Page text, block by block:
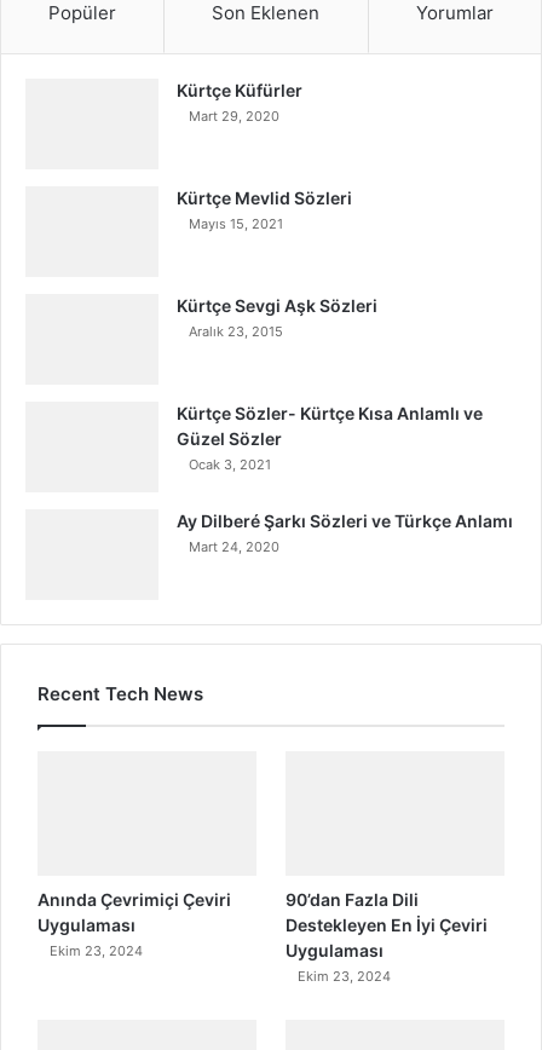
Popüler Son Eklenen Yorumlar
Kürtçe Küfürler
Mart 29, 2020
Kürtçe Mevlid Sözleri
Mayıs 15, 2021
Kürtçe Sevgi Aşk Sözleri
Aralık 23, 2015
Kürtçe Sözler- Kürtçe Kısa Anlamlı ve
Güzel Sözler
Ocak 3, 2021
Ay Dilberé Şarkı Sözleri ve Türkçe Anlamı
Mart 24, 2020
Recent Tech News
Anında Çevrimiçi Çeviri
Uygulaması
Ekim 23, 2024
90’dan Fazla Dili
Destekleyen En İyi Çeviri
Uygulaması
Ekim 23, 2024